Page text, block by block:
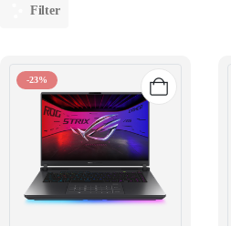
Filter
-23%